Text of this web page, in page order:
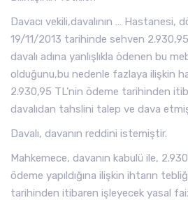
Davacı vekili,davalının … Hastanesi,
19/11/2013 tarihinde sehven 2.930,95
davalı adına yanlışlıkla ödenen bu
olduğunu,bu nedenle fazlaya ilişkin
2.930,95 TL’nin ödeme tarihinden
davalıdan tahslini talep ve dava
Davalı, davanın reddini istemiştir.
Mahkemece, davanın kabulü ile,
ödeme yapıldığına ilişkin ihtarın
tarihinden itibaren işleyecek yasal